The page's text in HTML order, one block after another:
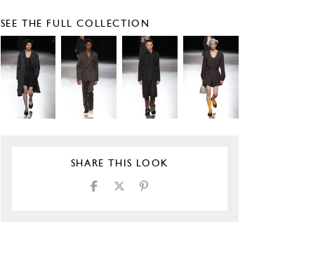
SEE THE FULL COLLECTION
SHARE THIS LOOK